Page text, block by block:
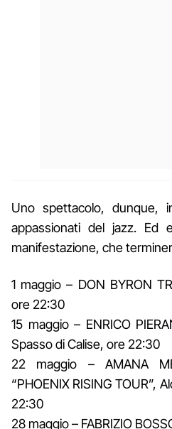
Uno spettacolo, dunque,
appassionati del jazz. Ed
manifestazione, che
1 maggio – DON BYRON
ore 22:30
15 maggio – ENRICO
Spasso di Calise, ore 22:30
22 maggio – AMANA
“PHOENIX RISING TOUR”,
22:30
28 maggio – FABRIZIO